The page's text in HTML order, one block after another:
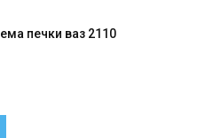
печки ваз 2110